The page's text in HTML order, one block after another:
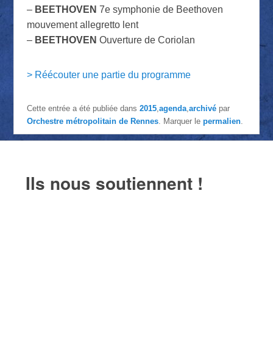
– BEETHOVEN 7e symphonie de Beethoven
mouvement allegretto lent
– BEETHOVEN Ouverture de Coriolan
> Réécouter une partie du programme
Cette entrée a été publiée dans 2015, agenda, archivépar
Orchestre métropolitain de Rennes. Marquer le permalien.
Ils nous soutiennent !